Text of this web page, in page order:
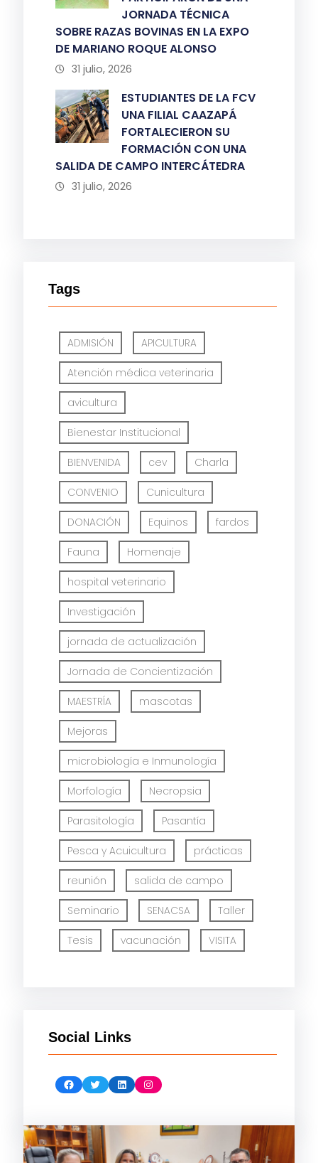
JORNADA TÉCNICA
SOBRE RAZAS BOVINAS EN LA EXPO
DE MARIANO ROQUE ALONSO
31 julio, 2026
ESTUDIANTES DE LA FCV
UNA FILIAL CAAZAPÁ
FORTALECIERON SU
FORMACIÓN CON UNA
SALIDA DE CAMPO INTERCÁTEDRA
31 julio, 2026
Tags
ADMISIÓN APICULTURA
Atención médica veterinaria
avicultura
Bienestar Institucional
BIENVENIDA cev Charla
CONVENIO Cunicultura
DONACIÓN Equinos fardos
Fauna Homenaje
hospital veterinario
Investigación
jornada de actualización
Jornada de Concientización
MAESTRÍA mascotas
Mejoras
microbiología e Inmunología
Morfología Necropsia
Parasitología Pasantía
Pesca y Acuicultura prácticas
reunión salida de campo
Seminario SENACSA Taller
Tesis vacunación VISITA
Social Links
Facebook Twitter LinkedIn Instagram